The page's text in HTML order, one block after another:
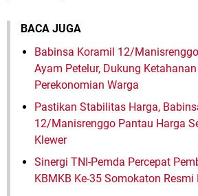
BACA JUGA
Babinsa Koramil 12/
Ayam Petelur, Dukung
Perekonomian Warga
Pastikan Stabilitas Harga,
12/Manisrenggo Pantau Harga
Klewer
Sinergi TNI-Pemda Percepat
KBMKB Ke-35 Somokaton